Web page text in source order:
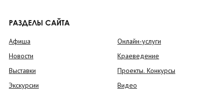
РАЗДЕЛЫ САЙТА
Афиша
Новости
Выставки
Экскурсии
Онлайн-услуги
Краеведение
Проекты. Конкурсы
Видео